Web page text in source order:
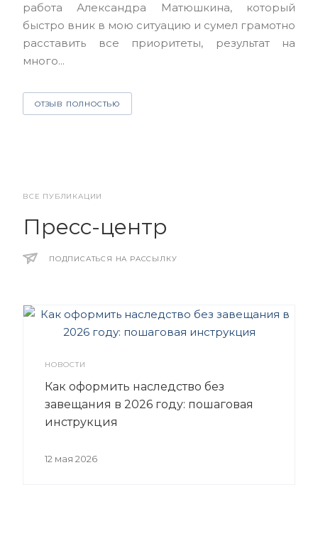
работа Александра Матюшкина, который
быстро вник в мою ситуацию и сумел грамотно
расставить все приоритеты, результат на
много...
ОТЗЫВ ПОЛНОСТЬЮ
ВСЕ ПУБЛИКАЦИИ
Пресс-центр
ПОДПИСАТЬСЯ НА РАССЫЛКУ
НОВОСТИ
Как оформить наследство без
завещания в 2026 году: пошаговая
инструкция
12 мая 2026